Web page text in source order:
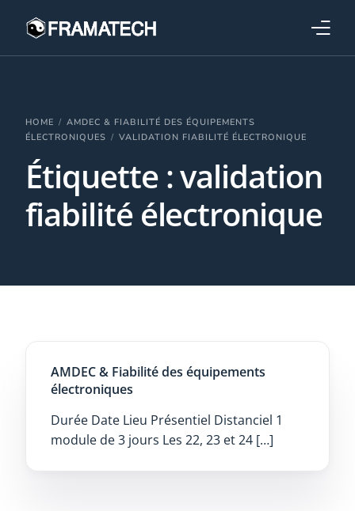
HOME
AMDEC & FIABILITÉ DES ÉQUIPEMENTS
ÉLECTRONIQUES
VALIDATION FIABILITÉ ÉLECTRONIQUE
Étiquette :validation
fiabilité électronique
AMDEC & Fiabilité des équipements
électroniques
Durée Date Lieu Présentiel Distanciel 1
module de 3 jours Les 22, 23 et 24 […]
Formations
Performance électronique
Stratégies industrielles